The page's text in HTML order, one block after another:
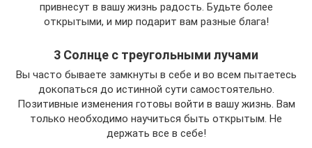
привнесут в вашу жизнь радость. Будьте более
открытыми, и мир подарит вам разные блага!
3 Солнце с треугольными лучами
Вы часто бываете замкнуты в себе и во всем пытаетесь
докопаться до истинной сути самостоятельно.
Позитивные изменения готовы войти в вашу жизнь. Вам
только необходимо научиться быть открытым. Не
держать все в себе!